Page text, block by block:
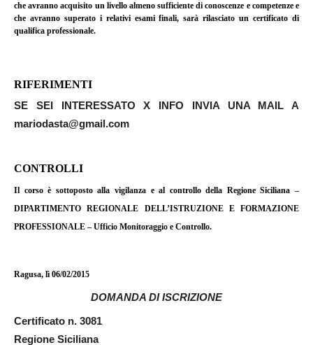
che avranno acquisito un livello almeno sufficiente di conoscenze e competenze e
che avranno superato i relativi esami finali, sarà rilasciato un certificato di
qualifica professionale.
RIFERIMENTI
SE SEI INTERESSATO X INFO INVIA UNA MAIL A
mariodasta@gmail.com
CONTROLLI
Il corso è sottoposto alla vigilanza e al controllo della Regione Siciliana –
DIPARTIMENTO REGIONALE DELL’ISTRUZIONE E FORMAZIONE
PROFESSIONALE – Ufficio Monitoraggio e Controllo.
Ragusa, lì 06/02/2015
DOMANDA DI ISCRIZIONE
Certificato n. 3081
Regione Siciliana